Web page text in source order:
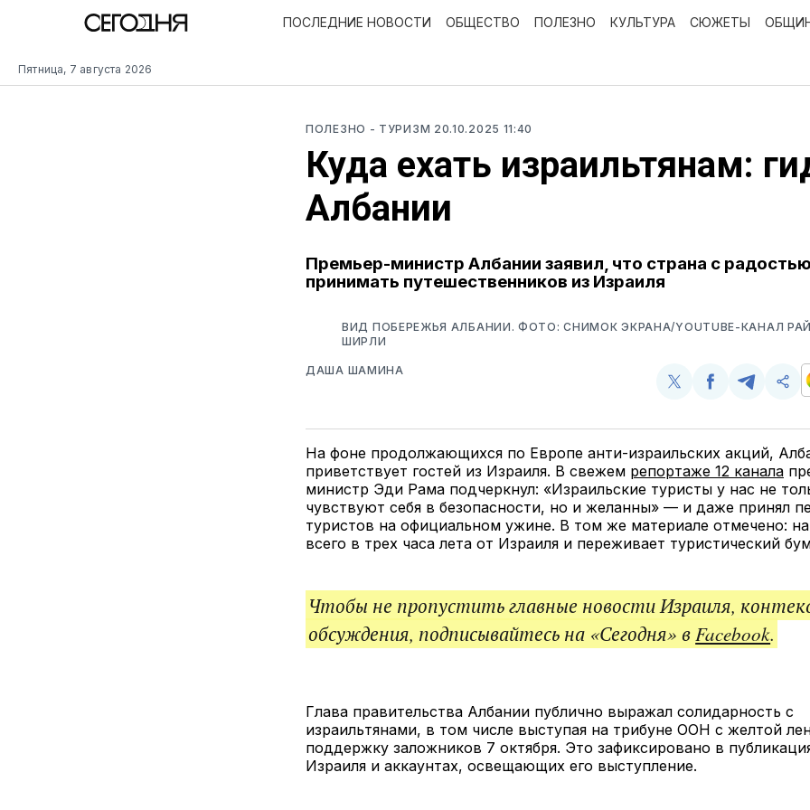
Пятница, 7 августа 2026
ПОСЛЕДНИЕ НОВОСТИ ОБЩЕСТВО ПОЛЕЗНО КУЛЬТУРА СЮЖЕТЫ
ПОЛЕЗНО - ТУРИЗМ 20.10.2025 11:40
Куда ехать израильтянам:
Албании
Премьер-министр Албании заявил, что страна с
принимать путешественников из Израиля
ВИД ПОБЕРЕЖЬЯ АЛБАНИИ. ФОТО: СНИМОК ЭКРАНА/YOUTUBE-КАНАЛ
ШИРЛИ
ДАША ШАМИНА
Поделиться
Twitter
Поделиться
FacebookTelegram
На фоне продолжающихся по Европе анти-израильских акций,
приветствует гостей из Израиля. В свежем репортаже 12 канала
министр Эди Рама подчеркнул: «Израильские туристы у нас не
чувствуют себя в безопасности, но и желанны» — и даже принял
туристов на официальном ужине. В том же материале отмечено:
всего в трех часа лета от Израиля и переживает туристический
Чтобы не пропустить главные новости Израиля,
обсуждения, подписывайтесь на «Сегодня» вFacebook.
Глава правительства Албании публично выражал солидарность с
израильтянами, в том числе выступая на трибуне ООН с желтой
поддержку заложников 7 октября. Это зафиксировано в
Израиля и аккаунтах, освещающих его выступление.